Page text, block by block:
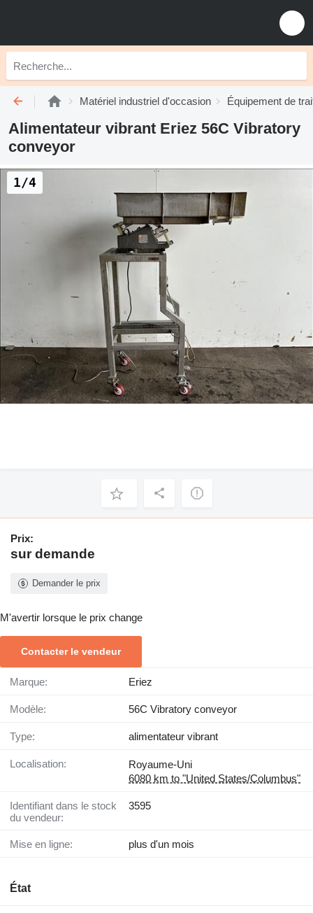
Matériel industriel d'occasion Équipement de
Alimentateur vibrant Eriez 56C Vibratory
conveyor
1/4
Prix:
sur demande
Demander le prix
M'avertir lorsque le prix change
Contacter le vendeur
Marque: Eriez
Modèle: 56C Vibratory conveyor
Type: alimentateur vibrant
Localisation:
Royaume-Uni
6080 km to "United States/Columbus"
Identifiant dans le stock
du vendeur:
3595
Mise en ligne: plus d'un mois
État